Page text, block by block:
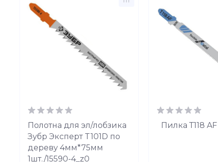
Полотна для эл/лобзика
Зубр Эксперт T101D по
дереву 4мм*75мм
1шт./15590-4_z0
Пилка Т118